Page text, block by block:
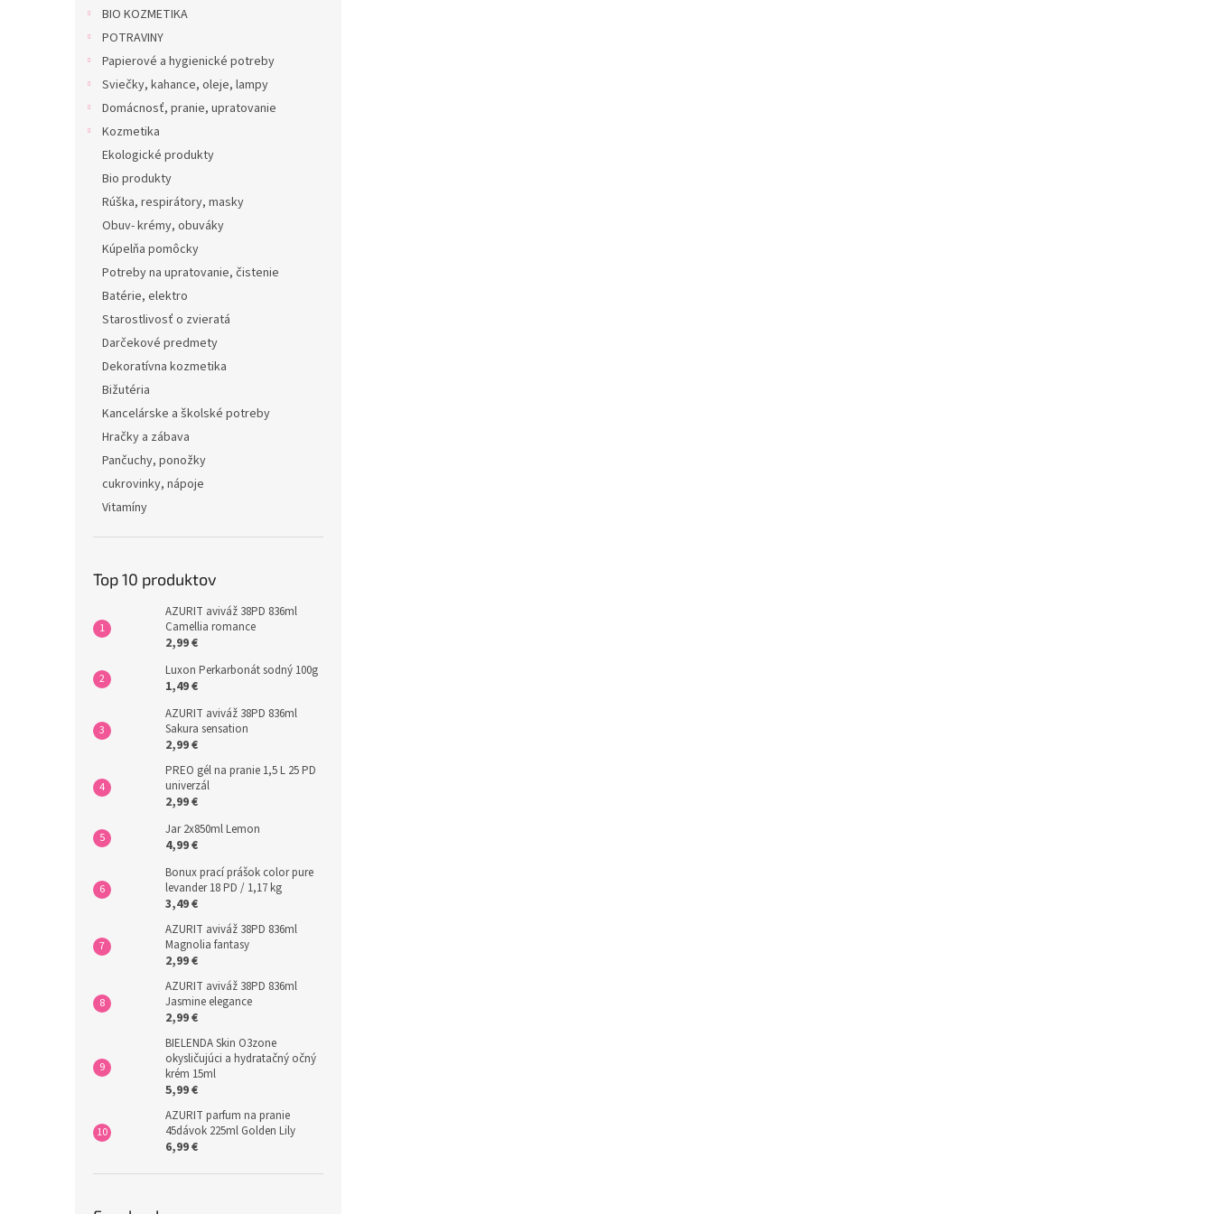
BIO KOZMETIKA
POTRAVINY
Papierové a hygienické potreby
Sviečky, kahance, oleje, lampy
Domácnosť, pranie, upratovanie
Kozmetika
Ekologické produkty
Bio produkty
Rúška, respirátory, masky
Obuv- krémy, obuváky
Kúpelňa pomôcky
Potreby na upratovanie, čistenie
Batérie, elektro
Starostlivosť o zvieratá
Darčekové predmety
Dekoratívna kozmetika
Bižutéria
Kancelárske a školské potreby
Hračky a zábava
Pančuchy, ponožky
cukrovinky, nápoje
Vitamíny
Top 10 produktov
AZURIT aviváž 38PD 836ml
Camellia romance
2,99 €
Luxon Perkarbonát sodný 100g
1,49 €
AZURIT aviváž 38PD 836ml
Sakura sensation
2,99 €
PREO gél na pranie 1,5 L 25 PD
univerzál
2,99 €
Jar 2x850ml Lemon
4,99 €
Bonux prací prášok color pure
levander 18 PD / 1,17 kg
3,49 €
AZURIT aviváž 38PD 836ml
Magnolia fantasy
2,99 €
AZURIT aviváž 38PD 836ml
Jasmine elegance
2,99 €
BIELENDA Skin O3zone
okysličujúci a hydratačný očný
krém 15ml
5,99 €
AZURIT parfum na pranie
45dávok 225ml Golden Lily
6,99 €